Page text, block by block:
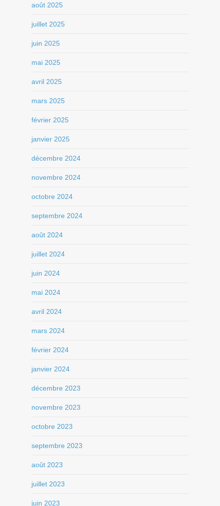
août 2025
juillet 2025
juin 2025
mai 2025
avril 2025
mars 2025
février 2025
janvier 2025
décembre 2024
novembre 2024
octobre 2024
septembre 2024
août 2024
juillet 2024
juin 2024
mai 2024
avril 2024
mars 2024
février 2024
janvier 2024
décembre 2023
novembre 2023
octobre 2023
septembre 2023
août 2023
juillet 2023
juin 2023